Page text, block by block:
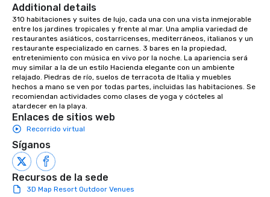
Additional details
310 habitaciones y suites de lujo, cada una con una vista inmejorable
entre los jardines tropicales y frente al mar. Una amplia variedad de
restaurantes asiáticos, costarricenses, mediterráneos, italianos y un
restaurante especializado en carnes. 3 bares en la propiedad,
entretenimiento con música en vivo por la noche. La apariencia será
muy similar a la de un estilo Hacienda elegante con un ambiente
relajado. Piedras de río, suelos de terracota de Italia y muebles
hechos a mano se ven por todas partes, incluidas las habitaciones. Se
recomiendan actividades como clases de yoga y cócteles al
atardecer en la playa.
Enlaces de sitios web
Recorrido virtual
Síganos
Recursos de la sede
3D Map Resort Outdoor Venues